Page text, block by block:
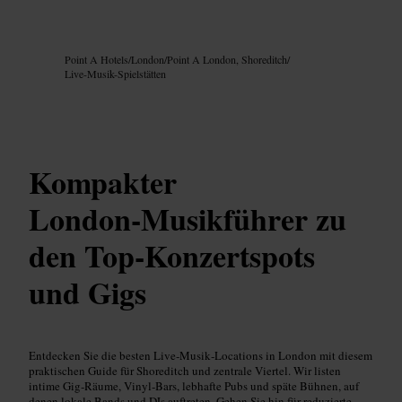
Point A Hotels/London/Point A London, Shoreditch/
Live-Musik-Spielstätten
Kompakter
London‑Musikführer zu
den Top‑Konzertspots
und Gigs
Entdecken Sie die besten Live‑Musik‑Locations in London mit diesem
praktischen Guide für Shoreditch und zentrale Viertel. Wir listen
intime Gig‑Räume, Vinyl‑Bars, lebhafte Pubs und späte Bühnen, auf